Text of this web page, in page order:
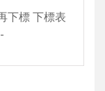
下標 下標表
-